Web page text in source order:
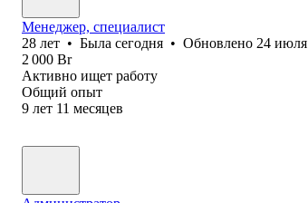
Менеджер, специалист
28 лет • Была сегодня • Обновлено 24 июля
2 000 Br
Активно ищет работу
Общий опыт
9 лет 11 месяцев